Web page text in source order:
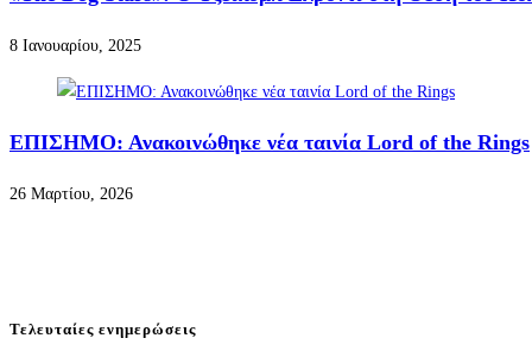
8 Ιανουαρίου, 2025
ΕΠΙΣΗΜΟ: Ανακοινώθηκε νέα ταινία Lord of the Rings
26 Μαρτίου, 2026
Τελευταίες ενημερώσεις